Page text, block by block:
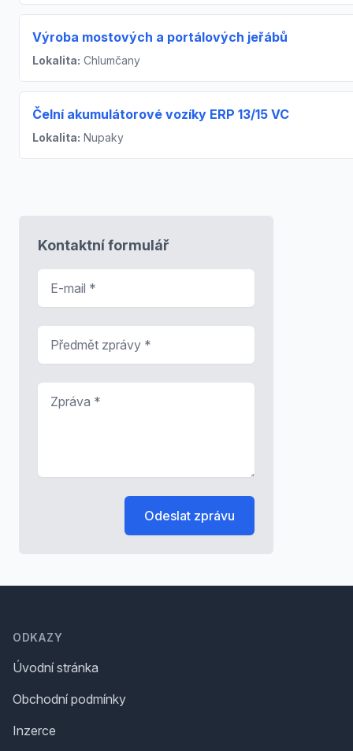
Výroba mostových a portálových jeřábů
Lokalita: Chlumčany
Čelní akumulátorové vozíky ERP 13/15 VC
Lokalita: Nupaky
Kontaktní formulář
Odeslat zprávu
ODKAZY
Úvodní stránka
Obchodní podmínky
Inzerce